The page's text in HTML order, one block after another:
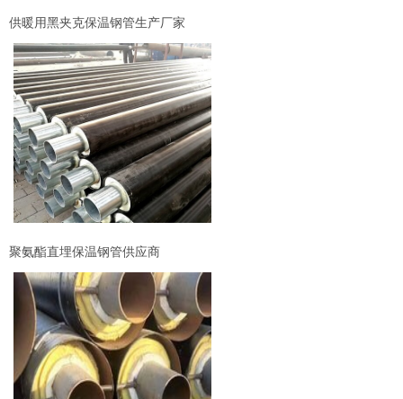
供暖用黑夹克保温钢管生产厂家
聚氨酯直埋保温钢管供应商